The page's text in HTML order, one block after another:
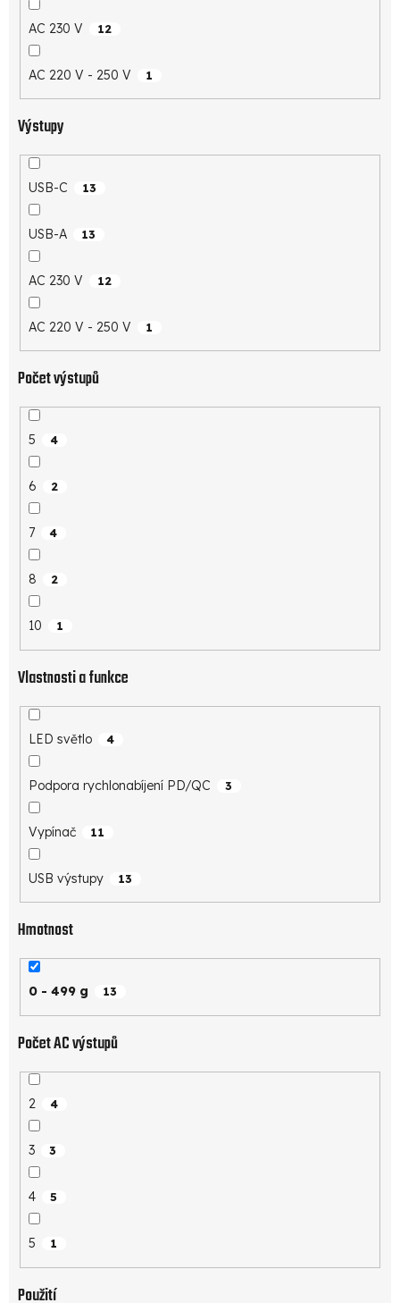
AC 230 V 12
AC 220 V - 250 V 1
Výstupy
USB-C 13
USB-A 13
AC 230 V 12
AC 220 V - 250 V 1
Počet výstupů
5 4
6 2
7 4
8 2
10 1
Vlastnosti a funkce
LED světlo 4
Podpora rychlonabíjení PD/QC 3
Vypínač 11
USB výstupy 13
Hmotnost
0 - 499 g 13
Počet AC výstupů
2 4
3 3
4 5
5 1
Použití